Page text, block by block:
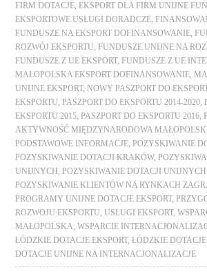
FIRM DOTACJE ,EKSPORT DLA FIRM UNIJNE
EKSPORTOWE USŁUGI DORADCZE ,
FUNDUSZE NA EKSPORT DOFINANSOWANIE ,
ROZWÓJ EKSPORTU ,FUNDUSZE UNIJNE NA
FUNDUSZE Z UE EKSPORT,FUNDUSZE Z UE
MAŁOPOLSKA EKSPORT DOFINANSOWANIE ,
UNIJNE EKSPORT,NOWY PASZPORT DO
EKSPORTU ,PASZPORT DO EKSPORTU 2014-2020 ,
EKSPORTU 2015 ,PASZPORT DO EKSPORTU 2016 ,
AKTYWNOŚĆ MIĘDZYNARODOWA
PODSTAWOWE INFORMACJE ,POZYSKIWANIE
POZYSKIWANIE DOTACJI KRAKÓW,
UNIJNYCH ,POZYSKIWANIE DOTACJI
POZYSKIWANIE KLIENTÓW NA RYNKACH
PROGRAMY UNIJNE DOTACJE EKSPORT,
ROZWOJU EKSPORTU ,USLUGI EKSPORT,
MAŁOPOLSKA ,WSPARCIE
ŁÓDZKIE DOTACJE EKSPORT,ŁÓDZKIE
DOTACJE UNIJNE NA INTERNACJONALIZACJE